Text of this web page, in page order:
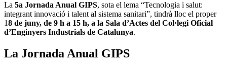
La 5a Jornada Anual GIPS, sota el lema “Tecnologia i salut:
integrant innovació i talent al sistema sanitari”, tindrà lloc el proper
18 de juny, de 9 h a 15 h, a la Sala d’Actes del Col·legi Oficial
d’Enginyers Industrials de Catalunya.
La Jornada Anual GIPS